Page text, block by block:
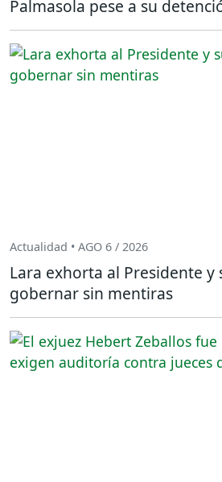
Palmasola pese a su
Actualidad • AGO 6 / 2026
Lara exhorta al Presidente y
gobernar sin mentiras